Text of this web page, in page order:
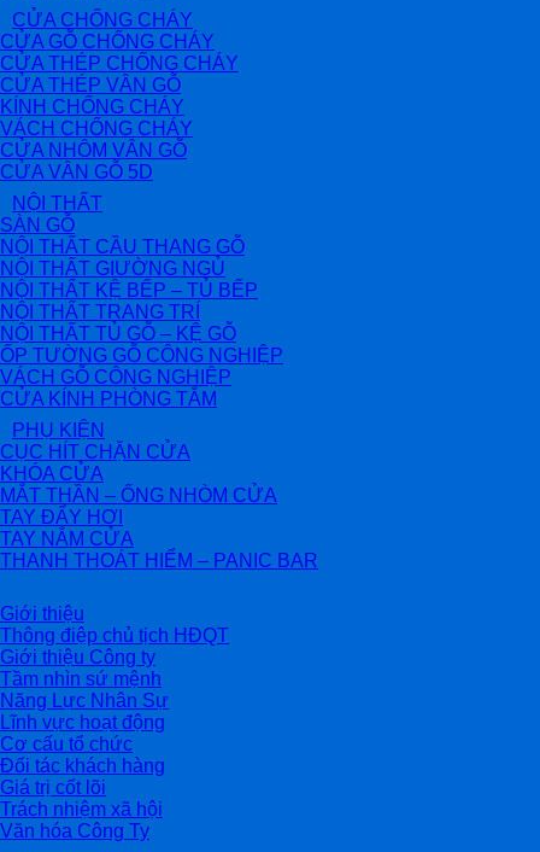
CỬA CHỐNG CHÁY
CỬA GỖ CHỐNG CHÁY
CỬA THÉP CHỐNG CHÁY
CỬA THÉP VÂN GỖ
KÍNH CHỐNG CHÁY
VÁCH CHỐNG CHÁY
CỬA NHÔM VÂN GỖ
CỬA VÂN GỖ 5D
NỘI THẤT
SÀN GỖ
NỘI THẤT CẦU THANG GỖ
NỘI THẤT GIƯỜNG NGỦ
NỘI THẤT KỆ BẾP – TỦ BẾP
NỘI THẤT TRANG TRÍ
NỘI THẤT TỦ GỖ – KỆ GỖ
ỐP TƯỜNG GỖ CÔNG NGHIỆP
VÁCH GỖ CÔNG NGHIỆP
CỬA KÍNH PHÒNG TẮM
PHỤ KIỆN
CỤC HÍT CHẶN CỬA
KHÓA CỬA
MẮT THẦN – ỐNG NHÒM CỬA
TAY ĐẨY HƠI
TAY NẮM CỬA
THANH THOÁT HIỂM – PANIC BAR
Giới thiệu
Thông điệp chủ tịch HĐQT
Giới thiệu Công ty
Tầm nhìn sứ mệnh
Năng Lực Nhân Sự
Lĩnh vực hoạt động
Cơ cấu tổ chức
Đối tác khách hàng
Giá trị cốt lõi
Trách nhiệm xã hội
Văn hóa Công Ty